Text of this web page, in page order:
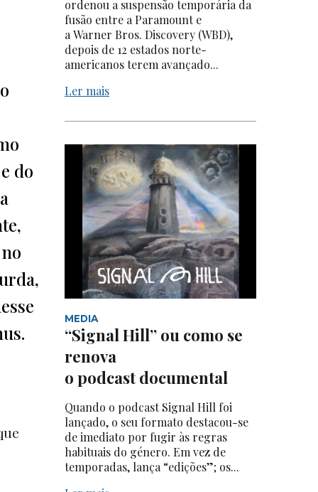
do
ordenou a suspensão temporária da
fusão entre a Paramount e
a Warner Bros. Discovery (WBD),
depois de 12 estados norte-
americanos terem avançado...
Ler mais
MEDIA
“Signal Hill” ou como se
renova
o podcast documental
Quando o podcast Signal Hill foi
lançado, o seu formato destacou-se
de imediato por fugir às regras
habituais do género. Em vez de
temporadas, lança “edições”; os...